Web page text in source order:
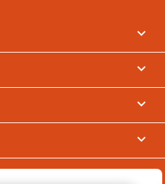



keyboard_arrow_down